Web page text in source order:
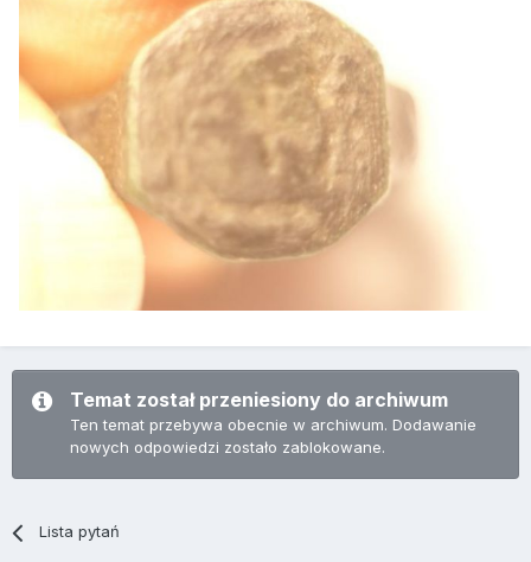
Temat został przeniesiony do archiwum
Ten temat przebywa obecnie w archiwum. Dodawanie
nowych odpowiedzi zostało zablokowane.
Lista pytań